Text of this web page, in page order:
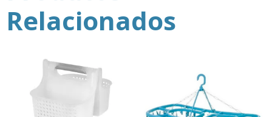
Relacionados